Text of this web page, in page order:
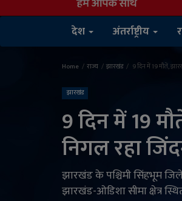
देश अंतर्राष्ट्रीय
Home राज्य झारखंड 9 दिन में 19 मौतें,
झारखंड
9 दिन में 19
निगल रहा
झारखंड के पश्चिमी सिंहभूम
झारखंड-ओडिशा सीमा क्षेत्र